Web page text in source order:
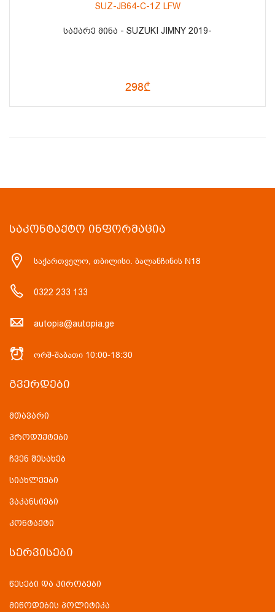
SUZ-JB64-C-1Z LFW
ᲡᲐᲥᲐᲠᲔ ᲛᲘᲜᲐ - SUZUKI JIMNY 2019-
298₾
ᲡᲐᲙᲝᲜᲢᲐᲥᲢᲝ ᲘᲜᲤᲝᲠᲛᲐᲪᲘᲐ
საქართველო, თბილისი. ბალანჩინის N18
0322 233 133
autopia@autopia.ge
ორშ-შაბათი 10:00-18:30
ᲒᲕᲔᲠᲓᲔᲑᲘ
მთავარი
პროდუქტები
ჩვენ შესახებ
სიახლეები
ვაკანსიები
კონტაქტი
ᲡᲔᲠᲕᲘᲡᲔᲑᲘ
წესები და პირობები
მიწოდების პოლიტიკა